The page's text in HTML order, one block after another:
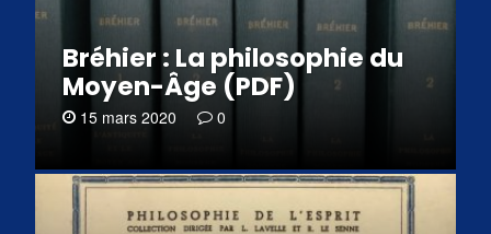
Bréhier : La philosophie du
Moyen-Âge (PDF)
15 mars 2020 0